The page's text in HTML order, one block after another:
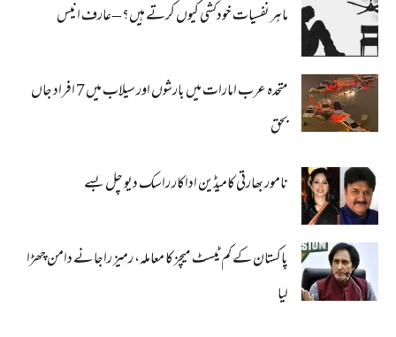
ماہر نفسیات خودکشی کیوں کرتے ہیں؟ – عارف انیس
متحدہ عرب امارات میں بارشوں اور سیلاب میں 7 افراد جاں
بحق
نامور بھارتی کامیڈین اداکار راسک دیو چل بسے
پاکستان کے کم ٹیسٹ میچز کا معاملہ، رمیز راجا نے دامن چھڑا
لیا